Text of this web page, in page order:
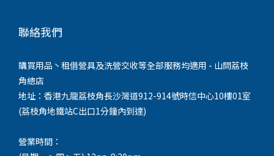
使用方法：
1. 打開主支架。
2. 安放金屬枱面。
3. 安裝網架。
4. 安裝燈杆。
聯絡我們
購買用品丶租借營具及洗營交收等全部服務均適用 - 山問荔枝
角總店
地址：香港九龍荔枝角長沙灣道912-914號時信中心10樓01室
(荔枝角地鐵站C出口1分鐘內到達)
營業時間：